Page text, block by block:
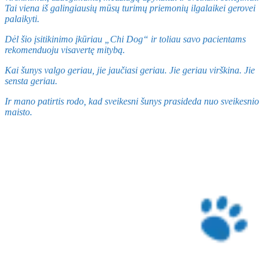
Tai viena iš galingiausių mūsų turimų priemonių ilgalaikei gerovei
palaikyti.
Dėl šio įsitikinimo įkūriau „Chi Dog“ ir toliau savo pacientams
rekomenduoju visavertę mitybą.
Kai šunys valgo geriau, jie jaučiasi geriau. Jie geriau virškina. Jie
sensta geriau.
Ir mano patirtis rodo, kad sveikesni šunys prasideda nuo sveikesnio
maisto.